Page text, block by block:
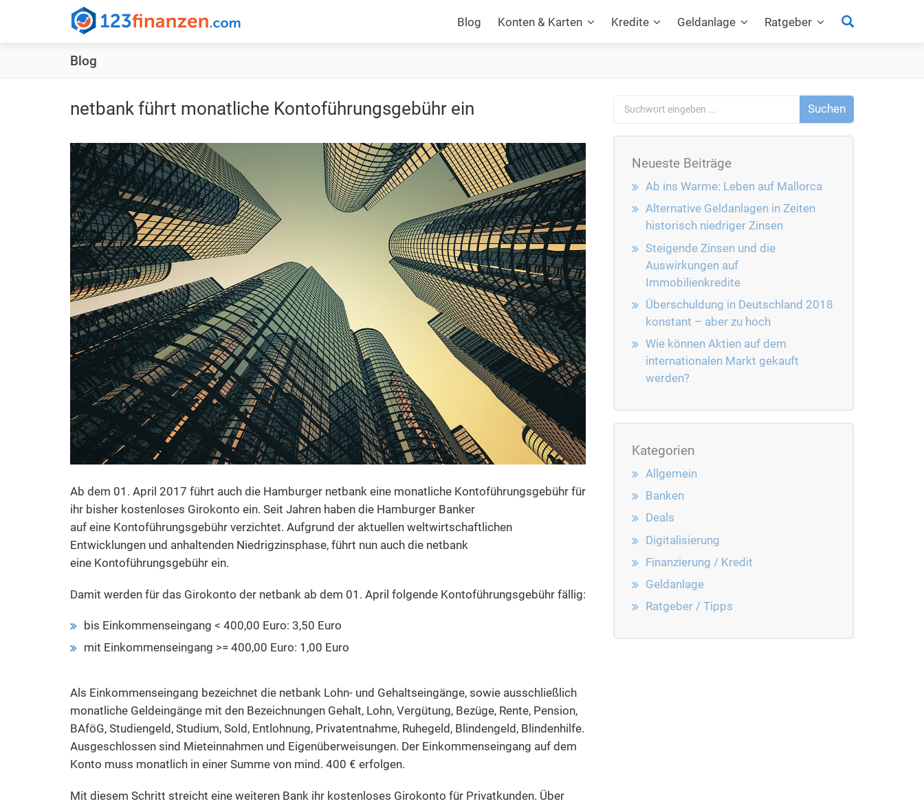
123finanzen.com
Ihr
transparenter
Blog Konten & Karten Kredite Geldanlage Ratgeber
Blog
netbank führt monatliche Kontoführungsgebühr ein
Ab dem 01. April 2017 führt auch die Hamburger netbank eine monatliche Kontoführungsgebühr für
ihr bisher kostenloses Girokonto ein. Seit Jahren haben die Hamburger Banker
auf eine Kontoführungsgebühr verzichtet. Aufgrund der aktuellen weltwirtschaftlichen
Entwicklungen und anhaltenden Niedrigzinsphase, führt nun auch die netbank
eine Kontoführungsgebühr ein.
Damit werden für das Girokonto der netbank ab dem 01. April folgende Kontoführungsgebühr fällig:
bis Einkommenseingang < 400,00 Euro: 3,50 Euro
mit Einkommenseingang >= 400,00 Euro: 1,00 Euro
Als Einkommenseingang bezeichnet die netbank Lohn- und Gehaltseingänge, sowie ausschließlich
monatliche Geldeingänge mit den Bezeichnungen Gehalt, Lohn, Vergütung, Bezüge, Rente, Pension,
BAföG, Studiengeld, Studium, Sold, Entlohnung, Privatentnahme, Ruhegeld, Blindengeld, Blindenhilfe.
Ausgeschlossen sind Mieteinnahmen und Eigenüberweisungen. Der Einkommenseingang auf dem
Konto muss monatlich in einer Summe von mind. 400 € erfolgen.
Mit diesem Schritt streicht eine weiteren Bank ihr kostenloses Girokonto für Privatkunden. Über
Neueste Beiträge
Ab ins Warme: Leben auf Mallorca
Alternative Geldanlagen in Zeiten
historisch niedriger Zinsen
Steigende Zinsen und die
Auswirkungen auf
Immobilienkredite
Überschuldung in Deutschland 2018
konstant – aber zu hoch
Wie können Aktien auf dem
internationalen Markt gekauft
werden?
Kategorien
Allgemein
Banken
Deals
Digitalisierung
Finanzierung / Kredit
Geldanlage
Ratgeber / Tipps